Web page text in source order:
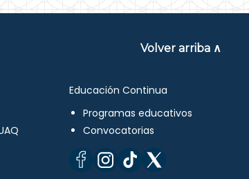
Volver arriba ∧
Educación Continua
Programas educativos
Convocatorias